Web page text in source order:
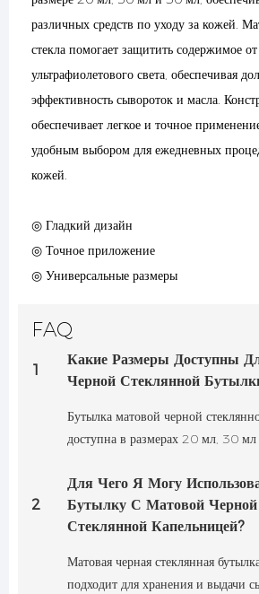
различных средств по уходу за кожей.
стекла помогает защитить содержимое
ультрафиолетового света, обеспечивая
эффективность сывороток и масла.
обеспечивает легкое и точное
удобным выбором для ежедневных
кожей.
◎ Гладкий дизайн
◎ Точное приложение
◎ Универсальные размеры
FAQ
1
Какие Размеры Доступны
Черной Стеклянной
Бутылка матовой черной
доступна в размерах 20 мл, 30
2
Для Чего Я Могу
Бутылку С Матовой Черной
Стеклянной Капельницей?
Матовая черная стеклянная
подходит для хранения и выдачи